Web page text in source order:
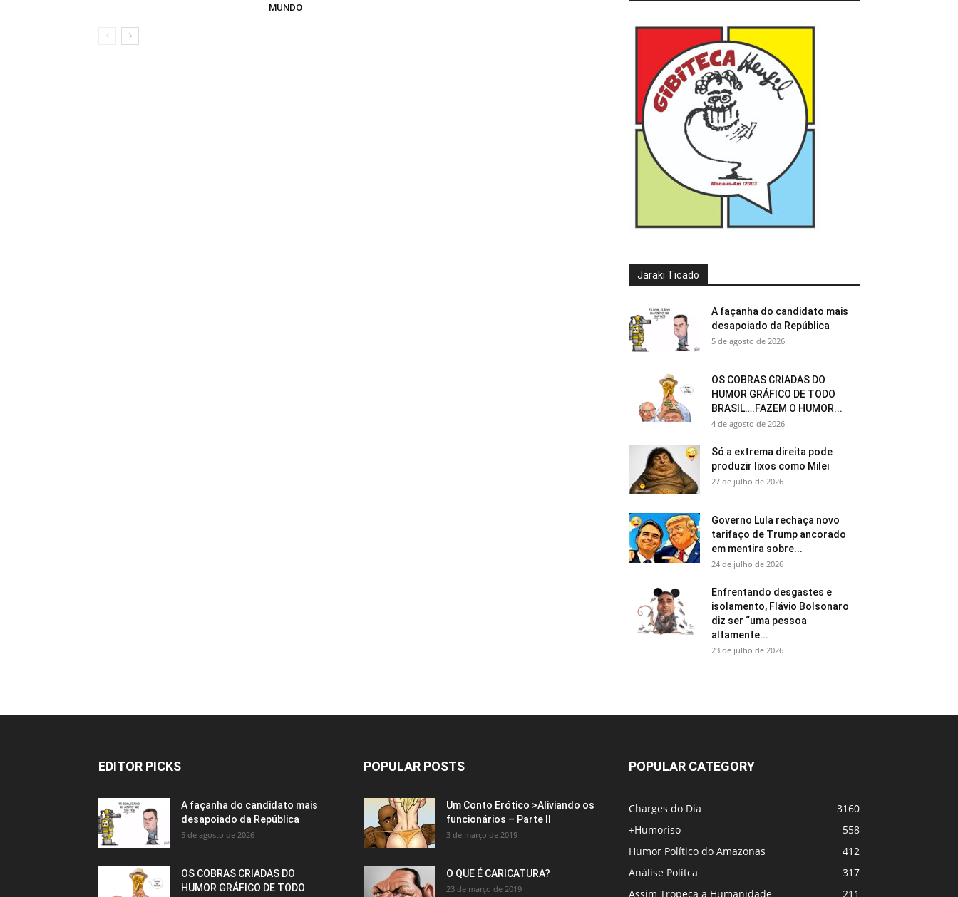
MUNDO
Jaraki Ticado
A façanha do candidato mais
desapoiado da República
5 de agosto de 2026
OS COBRAS CRIADAS DO
HUMOR GRÁFICO DE TODO
BRASIL….FAZEM O HUMOR...
4 de agosto de 2026
Só a extrema direita pode
produzir lixos como Milei
27 de julho de 2026
Governo Lula rechaça novo
tarifaço de Trump ancorado
em mentira sobre...
24 de julho de 2026
Enfrentando desgastes e
isolamento, Flávio Bolsonaro
diz ser “uma pessoa
altamente...
23 de julho de 2026
EDITOR PICKS
A façanha do candidato mais
desapoiado da República
5 de agosto de 2026
OS COBRAS CRIADAS DO
HUMOR GRÁFICO DE TODO
POPULAR POSTS
Um Conto Erótico >Aliviando os
funcionários – Parte II
3 de março de 2019
O QUE É CARICATURA?
23 de março de 2019
POPULAR CATEGORY
Charges do Dia
3160
+Humoriso
558
Humor Político do Amazonas
412
Análise Polítca
317
Assim Tropeça a Humanidade
211